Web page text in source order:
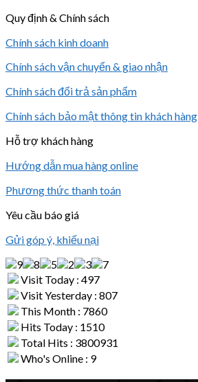
Quy định & Chính sách
Chính sách kinh doanh
Chính sách vận chuyển & giao nhận
Chính sách đổi trả sản phẩm
Chính sách bảo mật thông tin khách hàng
Hỗ trợ khách hàng
Hướng dẫn mua hàng online
Phương thức thanh toán
Yêu cầu báo giá
Gửi góp ý, khiếu nại
Visit Today : 497
Visit Yesterday : 807
This Month : 7860
Hits Today : 1510
Total Hits : 3800931
Who's Online : 9